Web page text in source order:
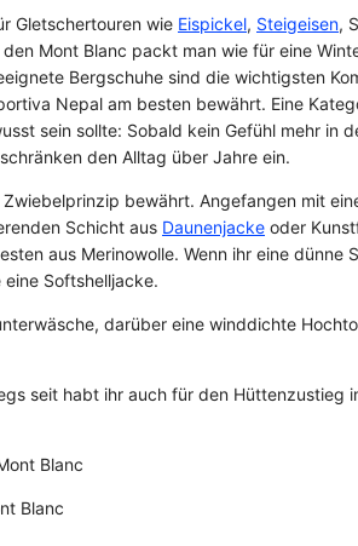
Gletschertouren wie Eispickel, Steigeisen,
Mont Blanc packt man wie für eine
Bergschuhe sind die wichtigsten
Nepal am besten bewährt. Eine
sein sollte: Sobald kein Gefühl mehr
den Alltag über Jahre ein.
Zwiebelprinzip bewährt. Angefangen mit
Schicht aus Daunenjacke oder
aus Merinowolle. Wenn ihr eine
Softshelljacke.
darüber eine winddichte
seit habt ihr auch für den
Blanc